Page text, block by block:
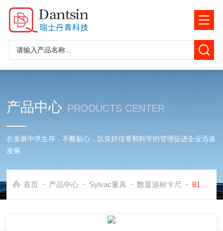
产品中心 PRODUCTS CENTER
在发展中求生存，不断贴心，以良好信誉和科学的管理促进企业迅速
发展
首页 - 产品中心 - Sylvac量具 - 数显游标卡尺 - 810.9707瑞士Sylvac进口工业级数显游标千分卡尺